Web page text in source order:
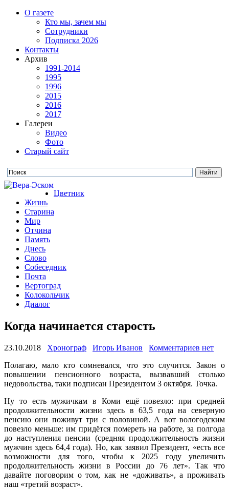
О газете
Кто мы, зачем мы
Сотрудники
Подписка 2026
Контакты
Архив
1991-2014
1995
1996
2015
2016
2017
Галереи
Видео
Фото
Старый сайт
Цветник
Жизнь
Старина
Мир
Отчина
Память
Днесь
Слово
Собеседник
Почта
Вертоград
Колокольчик
Диалог
Когда начинается старость
23.10.2018 Хронограф Игорь Иванов
Комментариев нет
Полагаю, мало кто сомневался, что это случится. Закон о
повышении пенсионного возраста, вызвавший столько
недовольства, таки подписан Президентом 3 октября. Точка.
Ну то есть мужичкам в Коми ещё повезло: при средней
продолжительности жизни здесь в 63,5 года на северную
пенсию они поживут три с половиной. А вот вологодским
повезло меньше: им придётся помереть на работе, за полгода
до наступления пенсии (средняя продолжительность жизни
мужчин здесь 64,4 года). Но, как заявил Президент, «есть все
возможности для того, чтобы к 2025 году увеличить
продолжительность жизни в России до 76 лет». Так что
давайте поговорим о том, как не «доживать», а проживать
наш «третий возраст».